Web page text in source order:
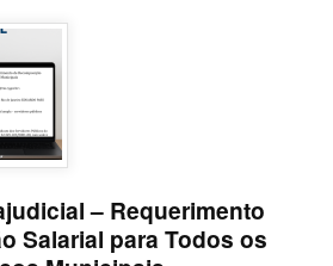
– Requerimento
Salarial para Todos os